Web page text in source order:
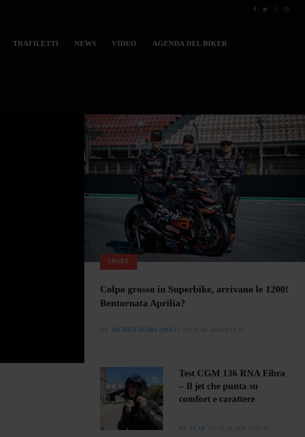
TRAFILETTI NEWS VIDEO AGENDA DEL BIKER
SPORT
Colpo grosso in Superbike, arrivano le 1200!
Bentornata Aprilia?
BY MICHELE RUBIN (WOLF) ON 07-08-2026 00:11:35
Test CGM 136 RNA Fibra
– Il jet che punta su
comfort e carattere
BY FLAP ON 05-08-2026 21:05:26